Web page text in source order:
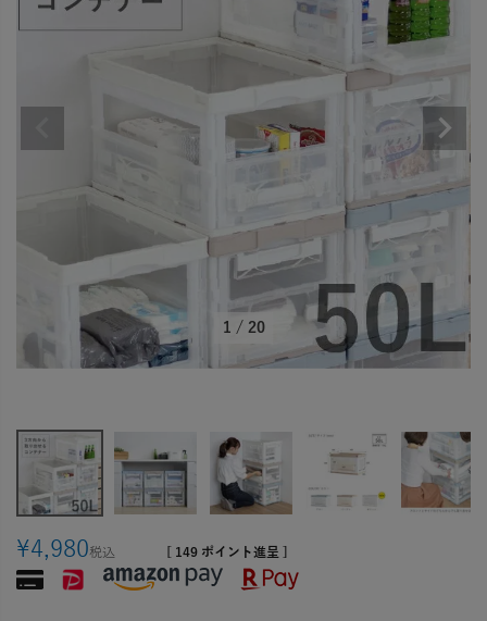
1 / 20
¥4,980税込 149 ポイント進呈 ]